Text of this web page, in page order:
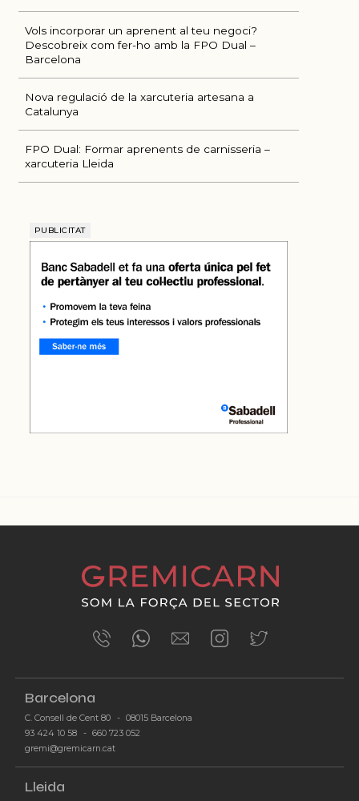
ÚLTIMES NOTÍCIES
Vols incorporar un aprenent al teu negoci?
Descobreix com fer-ho amb la FPO Dual –
Barcelona
Nova regulació de la xarcuteria artesana a
Catalunya
FPO Dual: Formar aprenents de carnisseria –
xarcuteria Lleida
PUBLICITAT